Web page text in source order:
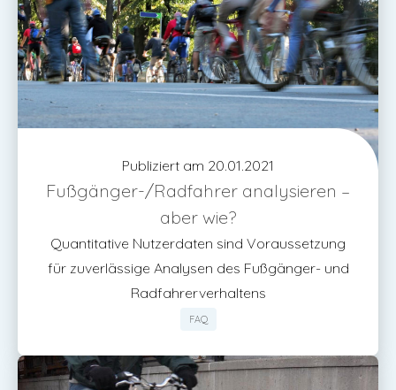
Publiziert am 20.01.2021
Fußgänger-/Radfahrer analysieren –
aber wie?
Quantitative Nutzerdaten sind Voraussetzung
für zuverlässige Analysen des Fußgänger- und
Radfahrerverhaltens
FAQ